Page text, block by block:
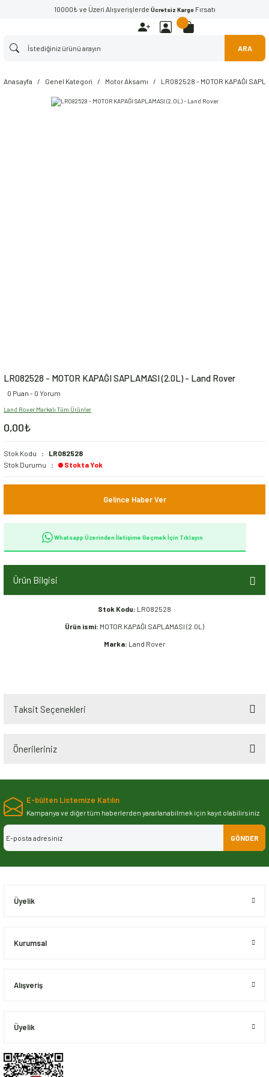
10000₺ ve Üzeri Alışverişlerde Ücretsiz Kargo Fırsatı
ARA
Anasayfa Genel Kategori Motor Aksamı LR082528 - MOTOR KAPAĞI
LR082528 - MOTOR KAPAĞI SAPLAMASI (2.0L) - Land Rover
0 Puan - 0 Yorum
Land Rover Markalı Tüm Ürünler
0,00₺
Stok Kodu
LR082528
Stok Durumu
Stokta Yok
Gelince Haber Ver
Whatsapp Üzerinden İletişime Geçmek İçin Tıklayın
Ürün Bilgisi
Stok Kodu: LR082528
Ürün ismi: MOTOR KAPAĞI SAPLAMASI (2.0L)
Marka: Land Rover
Taksit Seçenekleri
Önerileriniz
Bu ürünün fiyat bilgisi, resim, ürün açıklamalarında ve diğer konularda
iletebilirsiniz.
Görüş ve önerileriniz için teşekkür ederiz.
Ürün resmi kalitesiz, bozuk veya görüntülenemiyor.
E-bülten Listemize Katılın
Kampanya ve diğer tüm haberlerden yararlanabilmek için kayıt olabilirsiniz
GÖNDER
Üyelik
Kurumsal
Alışveriş
Üyelik